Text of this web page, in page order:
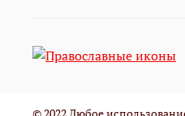
© 2022 Любое